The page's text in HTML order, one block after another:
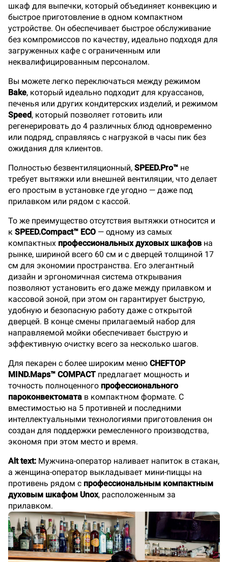
шкаф для выпечки, который объединяет конвекцию и
быстрое приготовление в одном компактном
устройстве. Он обеспечивает быстрое обслуживание
без компромиссов по качеству, идеально подходя для
загруженных кафе с ограниченным или
неквалифицированным персоналом.
Вы можете легко переключаться между режимом
Bake, который идеально подходит для круассанов,
печенья или других кондитерских изделий, и режимом
Speed, который позволяет готовить или
регенерировать до 4 различных блюд одновременно
или подряд, справляясь с нагрузкой в часы пик без
ожидания для клиентов.
Полностью безвентиляционный, SPEED.Pro™ не
требует вытяжки или внешней вентиляции, что делает
его простым в установке где угодно — даже под
прилавком или рядом с кассой.
То же преимущество отсутствия вытяжки относится и
к SPEED.Compact™ ECO — одному из самых
компактных профессиональных духовых шкафов на
рынке, шириной всего 60 см и с дверцей толщиной 17
см для экономии пространства. Его элегантный
дизайн и эргономичная система открывания
позволяют установить его даже между прилавком и
кассовой зоной, при этом он гарантирует быструю,
удобную и безопасную работу даже с открытой
дверцей. В конце смены прилагаемый набор для
направляемой мойки обеспечивает быструю и
эффективную очистку всего за несколько шагов.
Для пекарен с более широким меню CHEFTOP
MIND.Maps™ COMPACT предлагает мощность и
точность полноценного профессионального
пароконвектомата в компактном формате. С
вместимостью на 5 противней и последними
интеллектуальными технологиями приготовления он
создан для поддержки ремесленного производства,
экономя при этом место и время.
Alt text: Мужчина-оператор наливает напиток в стакан,
а женщина-оператор выкладывает мини-пиццы на
противень рядом с профессиональным компактным
духовым шкафом Unox, расположенным за
прилавком.